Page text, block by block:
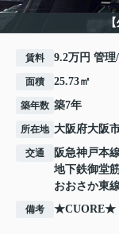
賃料 9.2万円 管理
面積 25.73㎡
築年数 築7年
所在地 大阪府大阪
交通 阪急神戸本
地下鉄御堂
おおさか東
備考 ★CUORE★